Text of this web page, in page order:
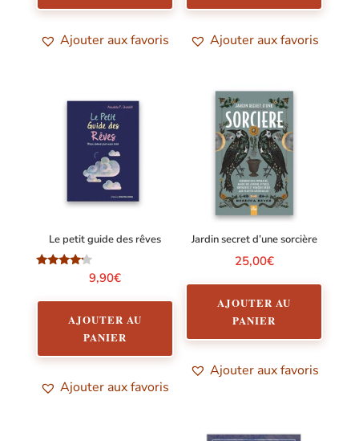
Ajouter aux favoris Ajouter aux favoris
Le petit guide des rêves
9,90€
AJOUTER AU
PANIER
Ajouter aux favoris
Jardin secret d’une sorcière
25,00€
AJOUTER AU
PANIER
Ajouter aux favoris